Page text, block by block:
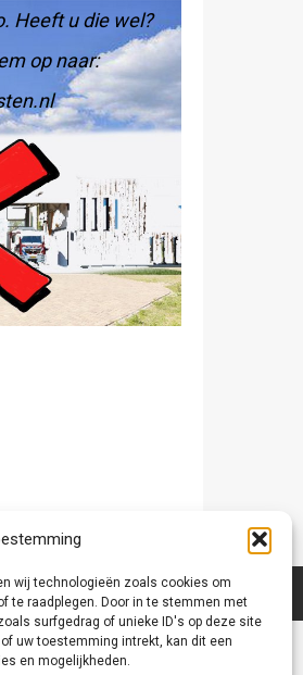
wij technologieën zoals cookies om
te raadplegen. Door in te stemmen met
surfgedrag of unieke ID's op deze site
uw toestemming intrekt, kan dit een
en mogelijkheden.
Heeft u die wel?
op naar: